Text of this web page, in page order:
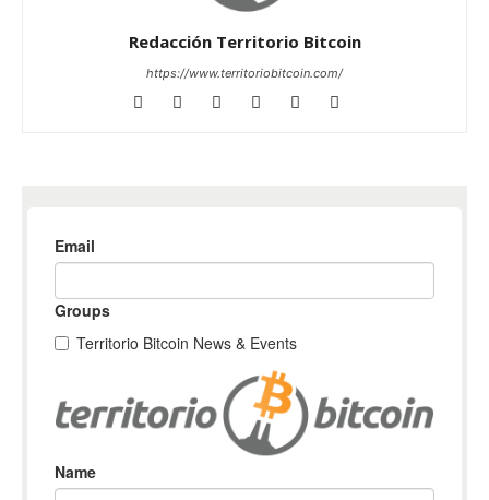
Redacción Territorio Bitcoin
https://www.territoriobitcoin.com/